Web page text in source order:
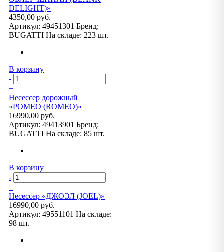
DELIGHT)»
4350,00 руб.
Артикул: 49451301 Бренд:
BUGATTI На складе: 223 шт.
В корзину
-
+
Несессер дорожный
«РОМЕО (ROMEO)»
16990,00 руб.
Артикул: 49413901 Бренд:
BUGATTI На складе: 85 шт.
В корзину
-
+
Несессер «ДЖОЭЛ (JOEL)»
16990,00 руб.
Артикул: 49551101 На складе:
98 шт.